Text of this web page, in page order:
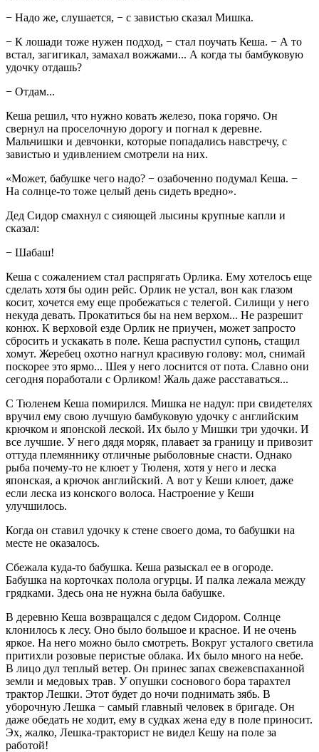
− Надо же, слушается, − с завистью сказал Мишка.
− К лошади тоже нужен подход, − стал поучать Кеша. − А то
встал, загигикал, замахал вожжами... А когда ты бамбуковую
удочку отдашь?
− Отдам...
Кеша решил, что нужно ковать железо, пока горячо. Он
свернул на проселочную дорогу и погнал к деревне.
Мальчишки и девчонки, которые попадались навстречу, с
завистью и удивлением смотрели на них.
«Может, бабушке чего надо? − озабоченно подумал Кеша. −
На солнце-то тоже целый день сидеть вредно».
Дед Сидор смахнул с сияющей лысины крупные капли и
сказал:
− Шабаш!
Кеша с сожалением стал распрягать Орлика. Ему хотелось еще
сделать хотя бы один рейс. Орлик не устал, вон как глазом
косит, хочется ему еще пробежаться с телегой. Силищи у него
некуда девать. Прокатиться бы на нем верхом... Не разрешит
конюх. К верховой езде Орлик не приучен, может запросто
сбросить и ускакать в поле. Кеша распустил супонь, стащил
хомут. Жеребец охотно нагнул красивую голову: мол, снимай
поскорее это ярмо... Шея у него лоснится от пота. Славно они
сегодня поработали с Орликом! Жаль даже расставаться...
С Тюленем Кеша помирился. Мишка не надул: при свидетелях
вручил ему свою лучшую бамбуковую удочку с английским
крючком и японской леской. Их было у Мишки три удочки. И
все лучшие. У него дядя моряк, плавает за границу и привозит
оттуда племяннику отличные рыболовные снасти. Однако
рыба почему-то не клюет у Тюленя, хотя у него и леска
японская, а крючок английский. А вот у Кеши клюет, даже
если леска из конского волоса. Настроение у Кеши
улучшилось.
Когда он ставил удочку к стене своего дома, то бабушки на
месте не оказалось.
Сбежала куда-то бабушка. Кеша разыскал ее в огороде.
Бабушка на корточках полола огурцы. И палка лежала между
грядками. Здесь она не нужна была бабушке.
В деревню Кеша возвращался с дедом Сидором. Солнце
клонилось к лесу. Оно было большое и красное. И не очень
яркое. На него можно было смотреть. Вокруг усталого светила
притихли розовые перистые облака. Их было много на небе.
В лицо дул теплый ветер. Он принес запах свежевспаханной
земли и медовых трав. У опушки соснового бора тарахтел
трактор Лешки. Этот будет до ночи поднимать зябь. В
уборочную Лешка − самый главный человек в бригаде. Он
даже обедать не ходит, ему в судках жена еду в поле приносит.
Эх, жалко, Лешка-тракторист не видел Кешу на поле за
работой!